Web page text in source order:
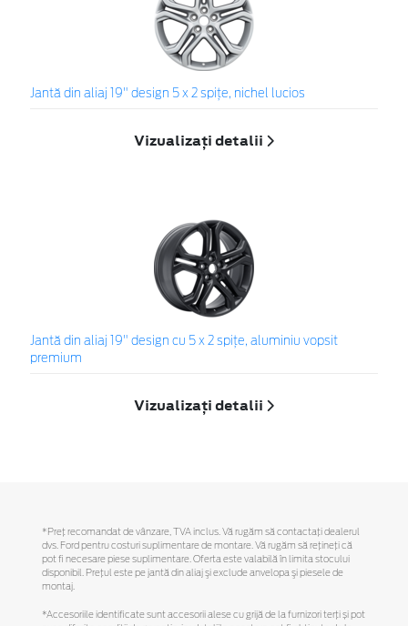
Jantă din aliaj 19" design 5 x 2 spiţe, nichel lucios
Vizualizați detalii
Jantă din aliaj 19" design cu 5 x 2 spițe, aluminiu vopsit
premium
Vizualizați detalii
*Preţ recomandat de vânzare, TVA inclus. Vă rugăm să contactaţi dealerul
dvs. Ford pentru costuri suplimentare de montare. Vă rugăm să reţineţi că
pot fi necesare piese suplimentare. Oferta este valabilă în limita stocului
disponibil. Preţul este pe jantă din aliaj şi exclude anvelopa şi piesele de
montaj.
*Accesoriile identificate sunt accesorii alese cu grijă de la furnizori terți și pot